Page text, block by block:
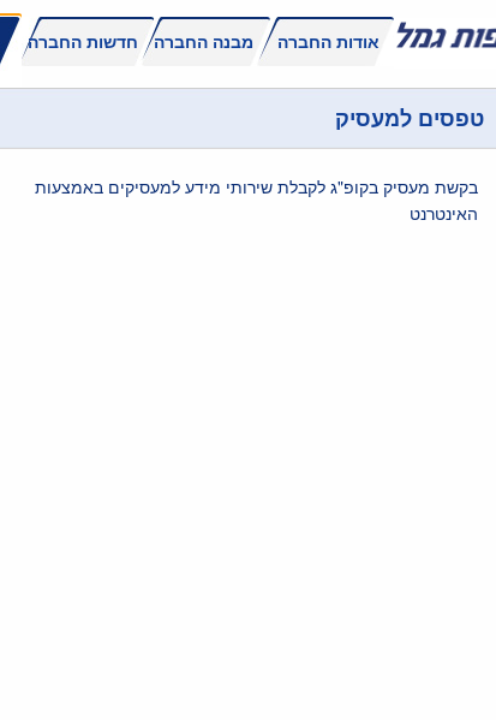
אודות החברה מבנה החברה חדשות החברה
טפסים למעסיק
בקשת מעסיק בקופ"ג לקבלת שירותי מידע למעסיקים באמצעות
האינטרנט